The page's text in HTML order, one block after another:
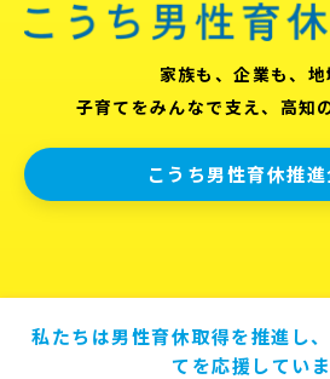
家族も、企業も、地
子育てをみんなで支え、高知
こうち男性育休推
私たちは男性育休取得を推進し
てを応援していま